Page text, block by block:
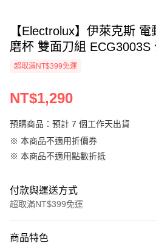
【Electrolux】伊萊克斯
磨杯 雙面刀組 ECG3003S
超取滿NT$399免運
NT$1,290
預購商品：預計 7 個工作天出貨
※ 本商品不適用折價券
※ 本商品不適用點數折抵
付款與運送方式
超取滿NT$399免運
信用卡一次付款
商品特色